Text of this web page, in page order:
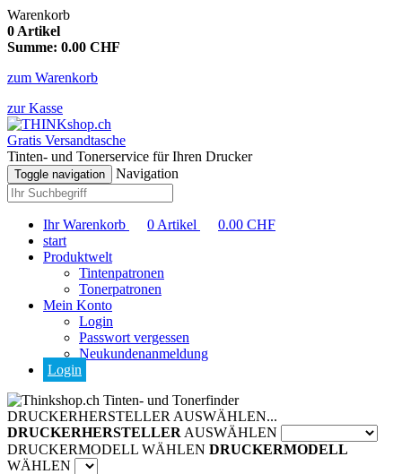
Warenkorb
0 Artikel
Summe: 0.00 CHF
zum Warenkorb
zur Kasse
Gratis Versandtasche
Tinten- und Tonerservice für Ihren Drucker
Toggle navigation Navigation
Ihr Warenkorb 0 Artikel 0.00 CHF
start
Produktwelt
Tintenpatronen
Tonerpatronen
Mein Konto
Login
Passwort vergessen
Neukundenanmeldung
Login
Tinten- und Tonerfinder
DRUCKERHERSTELLER AUSWÄHLEN...
DRUCKERHERSTELLER AUSWÄHLEN
DRUCKERMODELL WÄHLEN DRUCKERMODELL
WÄHLEN